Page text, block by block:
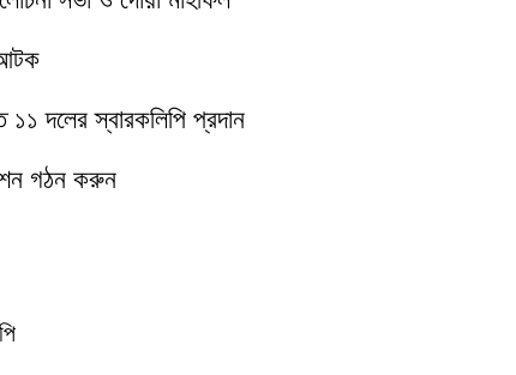
১১ দলের স্বারকলিপি প্রদান
গঠন করুন